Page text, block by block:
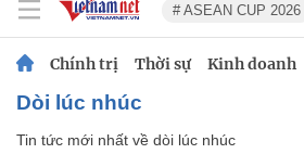
# ASEAN CUP 2026
Chính trị Thời sự Kinh doanh
dòi lúc nhúc
Tin tức mới nhất về dòi lúc nhúc